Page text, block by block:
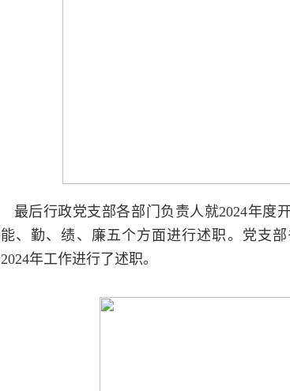
最后行政党支部各部门负责人就2024年度
能、勤、绩、廉五个方面进行述职。党支
2024年工作进行了述职。